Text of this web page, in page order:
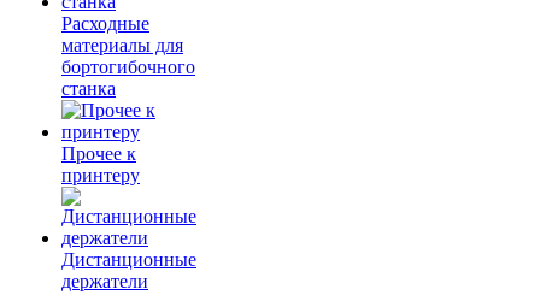
Расходные
материалы для
бортогибочного
станка
Прочее к
принтеру
Дистанционные
держатели